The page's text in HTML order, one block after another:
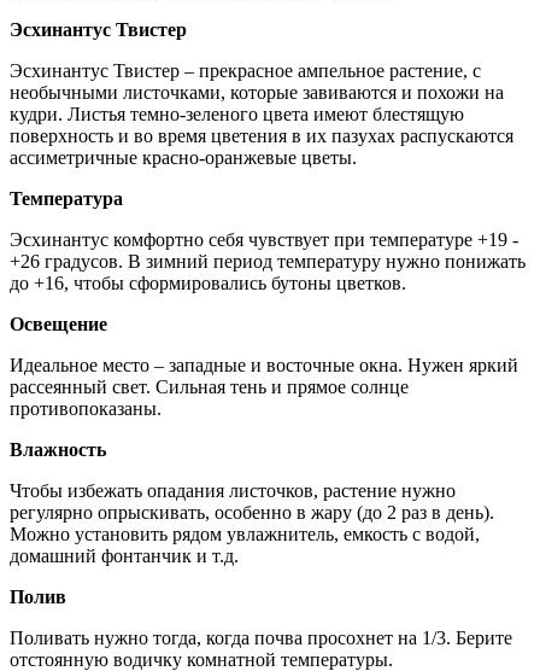
Эсхинантус Твистер
Эсхинантус Твистер – прекрасное ампельное растение, с
необычными листочками, которые завиваются и похожи на
кудри. Листья темно-зеленого цвета имеют блестящую
поверхность и во время цветения в их пазухах распускаются
ассиметричные красно-оранжевые цветы.
Температура
Эсхинантус комфортно себя чувствует при температуре +19 -
+26 градусов. В зимний период температуру нужно понижать
до +16, чтобы сформировались бутоны цветков.
Освещение
Идеальное место – западные и восточные окна. Нужен яркий
рассеянный свет. Сильная тень и прямое солнце
противопоказаны.
Влажность
Чтобы избежать опадания листочков, растение нужно
регулярно опрыскивать, особенно в жару (до 2 раз в день).
Можно установить рядом увлажнитель, емкость с водой,
домашний фонтанчик и т.д.
Полив
Поливать нужно тогда, когда почва просохнет на 1/3. Берите
отстоянную водичку комнатной температуры.